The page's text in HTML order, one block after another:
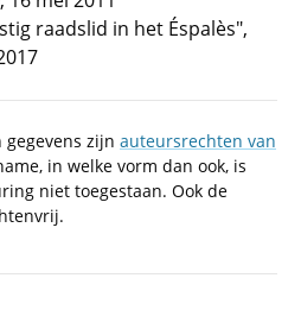
raadslid in het Éspalès",
zijn auteursrechten van
in welke vorm dan ook, is
niet toegestaan. Ook de